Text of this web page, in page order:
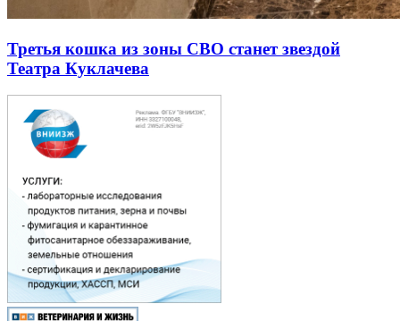
Третья кошка из зоны СВО станет звездой
Театра Куклачева